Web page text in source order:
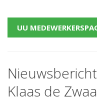
UU
Klaas de